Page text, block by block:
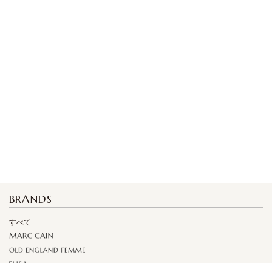
BRANDS
すべて